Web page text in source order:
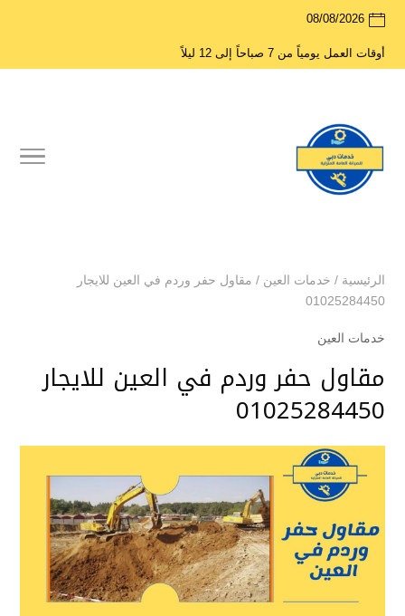
08/08/2026
أوقات العمل يومياً من 7 صباحاً إلى 12 ليلاً
الرئيسية / خدمات العين / مقاول حفر وردم في العين للايجار
01025284450
خدمات العين
مقاول حفر وردم في العين للايجار
01025284450